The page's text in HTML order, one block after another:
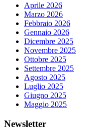
Aprile 2026
Marzo 2026
Febbraio 2026
Gennaio 2026
Dicembre 2025
Novembre 2025
Ottobre 2025
Settembre 2025
Agosto 2025
Luglio 2025
Giugno 2025
Maggio 2025
Newsletter